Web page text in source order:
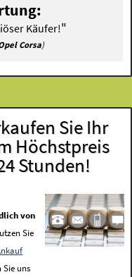
Käufer!"
Corsa)
Sie Ihr
Höchstpreis
Stunden!
von
Sie
Sie uns